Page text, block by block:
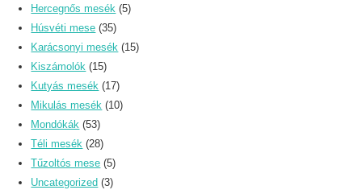
Hercegnős mesék (5)
Húsvéti mese (35)
Karácsonyi mesék (15)
Kiszámolók (15)
Kutyás mesék (17)
Mikulás mesék (10)
Mondókák (53)
Téli mesék (28)
Tűzoltós mese (5)
Uncategorized (3)